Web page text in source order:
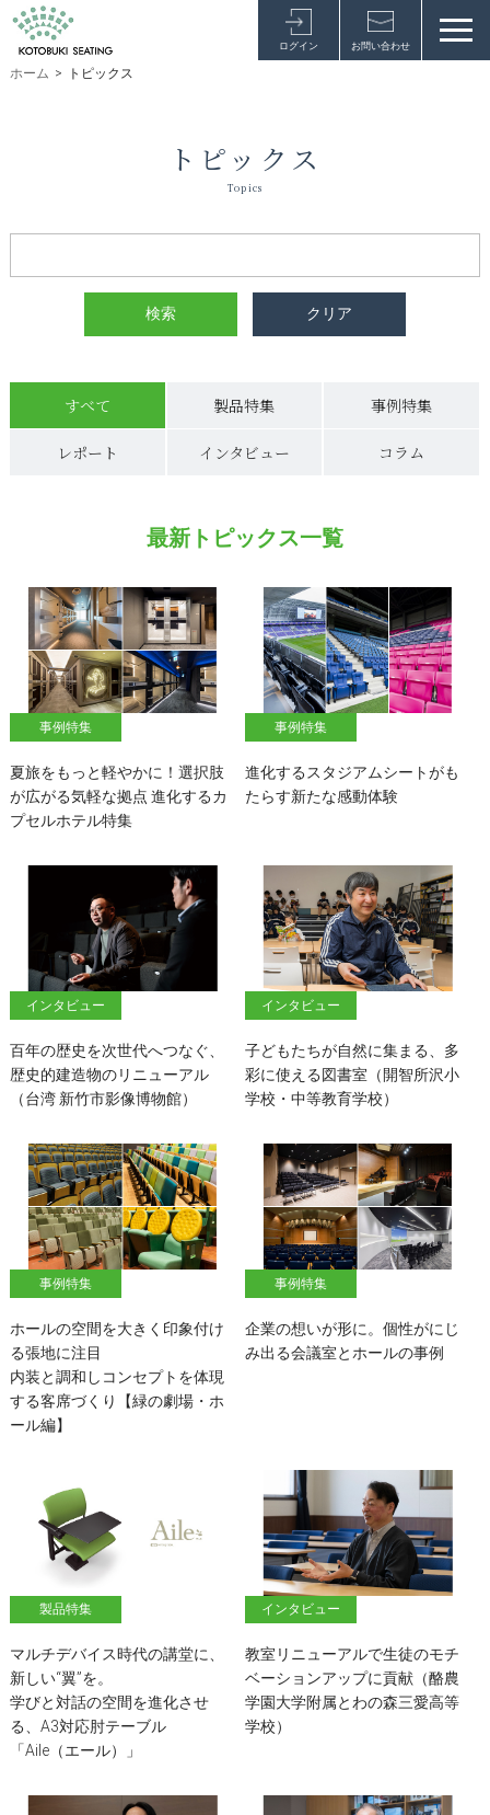
ログイン お問い合わせ
ホーム > トピックス
トピックス
Topics
すべて 製品特集 事例特集
レポート インタビュー コラム
最新トピックス一覧
事例特集
夏旅をもっと軽やかに！選択肢
が広がる気軽な拠点 進化するカ
プセルホテル特集
事例特集
進化するスタジアムシートがも
たらす新たな感動体験
インタビュー
百年の歴史を次世代へつなぐ、
歴史的建造物のリニューアル
（台湾 新竹市影像博物館）
インタビュー
子どもたちが自然に集まる、多
彩に使える図書室（開智所沢小
学校・中等教育学校）
事例特集
ホールの空間を大きく印象付け
る張地に注目
内装と調和しコンセプトを体現
する客席づくり【緑の劇場・ホ
ール編】
事例特集
企業の想いが形に。個性がにじ
み出る会議室とホールの事例
製品特集
マルチデバイス時代の講堂に、
新しい“翼”を。
学びと対話の空間を進化させ
る、A3対応肘テーブル
「Aile（エール）」
インタビュー
教室リニューアルで生徒のモチ
ベーションアップに貢献（酪農
学園大学附属とわの森三愛高等
学校）